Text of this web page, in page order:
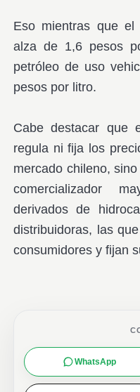
Eso mientras que
alza de 1,6 pesos
petróleo de uso
pesos por litro.
Cabe destacar que
regula ni fija los
mercado chileno,
comercializador
derivados de
distribuidoras, las
consumidores y fijan
WhatsApp